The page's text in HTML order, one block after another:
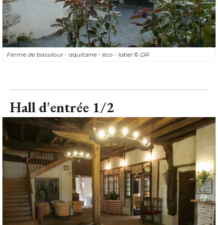
Ferme de bassilour - aquitaine - éco - label © DR
Hall d'entrée 1/2